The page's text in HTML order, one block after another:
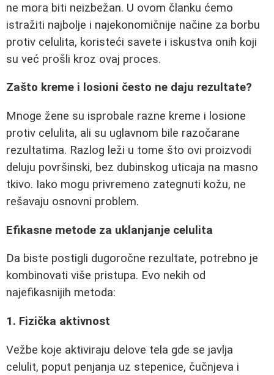
ne mora biti neizbežan. U ovom članku ćemo
istražiti najbolje i najekonomičnije načine za borbu
protiv celulita, koristeći savete i iskustva onih koji
su već prošli kroz ovaj proces.
Zašto kreme i losioni često ne daju rezultate?
Mnoge žene su isprobale razne kreme i losione
protiv celulita, ali su uglavnom bile razočarane
rezultatima. Razlog leži u tome što ovi proizvodi
deluju površinski, bez dubinskog uticaja na masno
tkivo. Iako mogu privremeno zategnuti kožu, ne
rešavaju osnovni problem.
Efikasne metode za uklanjanje celulita
Da biste postigli dugoročne rezultate, potrebno je
kombinovati više pristupa. Evo nekih od
najefikasnijih metoda:
1. Fizička aktivnost
Vežbe koje aktiviraju delove tela gde se javlja
celulit, poput penjanja uz stepenice, čučnjeva i